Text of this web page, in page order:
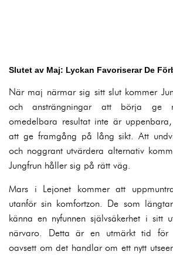
Slutet av Maj: Lyckan Favoriserar De
När maj närmar sig sitt slut kommer
och ansträngningar att börja ge
omedelbara resultat inte är
att ge framgång på lång sikt. Att
och noggrant utvärdera alternativ
Jungfrun håller sig på rätt väg.
Mars i Lejonet kommer att
utanför sin komfortzon. De som
känna en nyfunnen självsäkerhet i sitt
närvaro. Detta är en utmärkt tid för
oavsett om det handlar om ett nytt